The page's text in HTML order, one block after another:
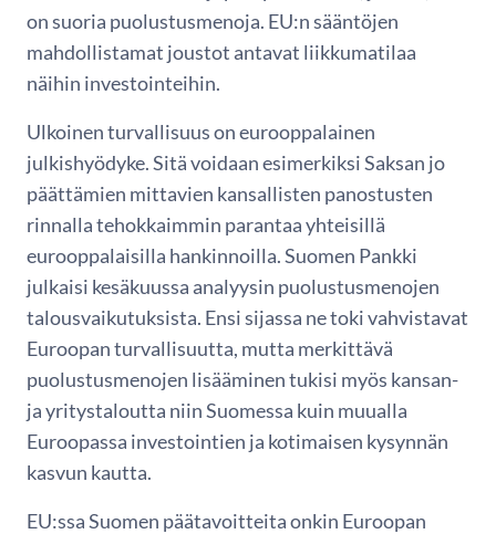
on suoria puolustusmenoja. EU:n sääntöjen
mahdollistamat joustot antavat liikkumatilaa
näihin investointeihin.
Ulkoinen turvallisuus on eurooppalainen
julkishyödyke. Sitä voidaan esimerkiksi Saksan jo
päättämien mittavien kansallisten panostusten
rinnalla tehokkaimmin parantaa yhteisillä
eurooppalaisilla hankinnoilla. Suomen Pankki
julkaisi kesäkuussa analyysin puolustusmenojen
talousvaikutuksista. Ensi sijassa ne toki vahvistavat
Euroopan turvallisuutta, mutta merkittävä
puolustusmenojen lisääminen tukisi myös kansan-
ja yritystaloutta niin Suomessa kuin muualla
Euroopassa investointien ja kotimaisen kysynnän
kasvun kautta.
EU:ssa Suomen päätavoitteita onkin Euroopan